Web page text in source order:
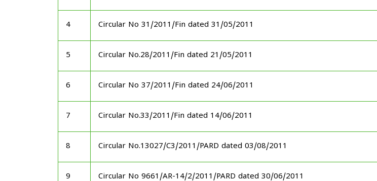
4 Circular No 31/2011/Fin dated 31/05/2011
5 Circular No.28/2011/Fin dated 21/05/2011
6 Circular No 37/2011/Fin dated 24/06/2011
7 Circular No.33/2011/Fin dated 14/06/2011
8 Circular No.13027/C3/2011/PARD dated 03/08/2011
9 Circular No 9661/AR-14/2/2011/PARD dated 30/06/2011